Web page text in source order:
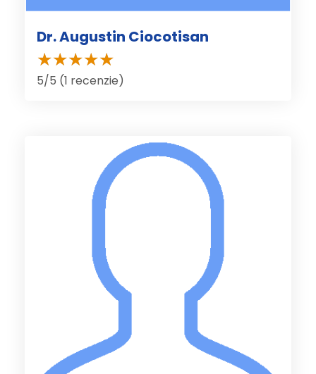
Dr. Augustin Ciocotisan
5/5 (1 recenzie)